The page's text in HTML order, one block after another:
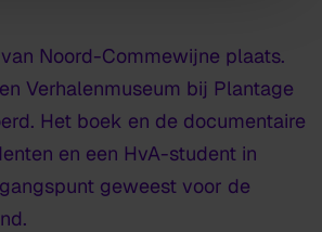
Noord-Commewijne plaats.
Verhalenmuseum bij Plantage
Het boek en de documentaire
en een HvA-student in
geweest voor de